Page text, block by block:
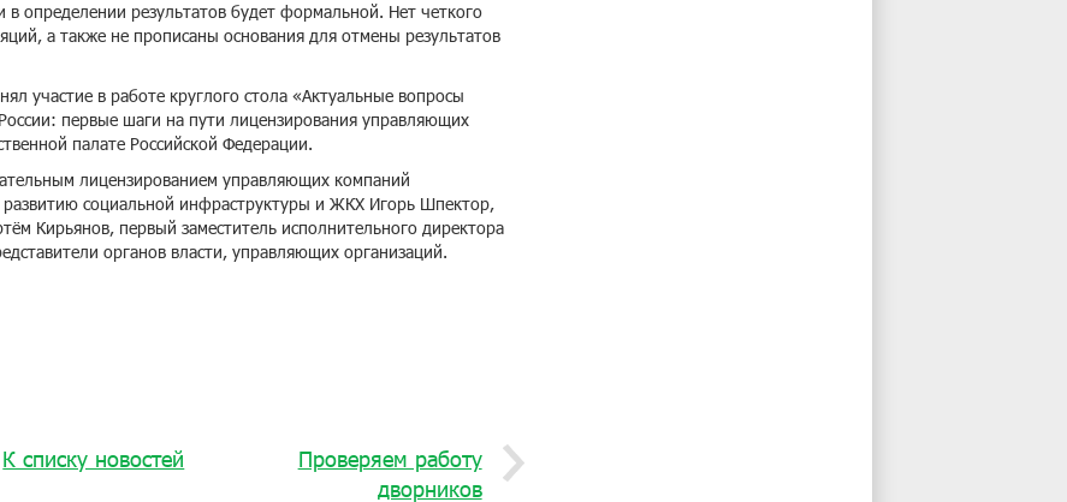
определении результатов будет формальной. Нет четкого
а также не прописаны основания для отмены результатов
участие в работе круглого стола «Актуальные вопросы
первые шаги на пути лицензирования управляющих
палате Российской Федерации.
лицензированием управляющих компаний
развитию социальной инфраструктуры и ЖКХ Игорь Шпектор,
Кирьянов, первый заместитель исполнительного директора
органов власти, управляющих организаций.
К списку новостей
Проверяем работу
дворников